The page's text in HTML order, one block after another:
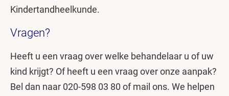
Kindertandheelkunde.
Vragen?
Heeft u een vraag over welke behandelaar u of uw
kind krijgt? Of heeft u een vraag over onze aanpak?
Bel dan naar 020-598 03 80 of mail ons. We helpen